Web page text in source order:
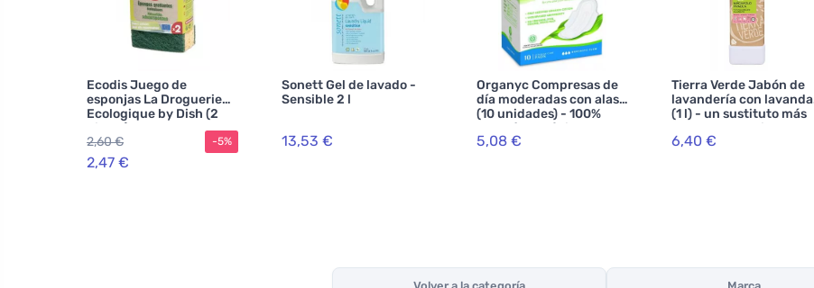
Ecodis Juego de
esponjas La Droguerie
Ecologique by Dish (2
piezas)
2,60 €
2,47 €
-5%
Sonett Gel de lavado -
Sensible 2 l
13,53 €
Organyc Compresas de
día moderadas con alas
(10 unidades) - 100%
algodón orgánico, 3
gotas
5,08 €
Tierra Verde Jabón de
lavandería con lavanda
(1 l) - un sustituto más
suave del suavizante
6,40 €